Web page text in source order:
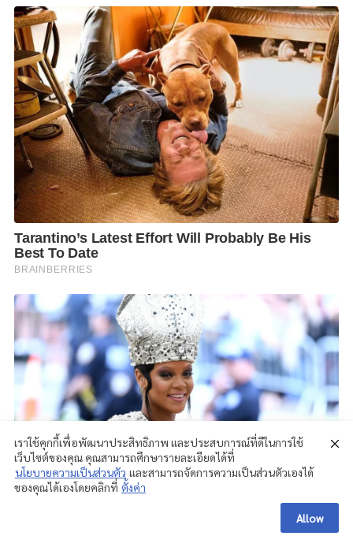
เราใช้คุกกี้เพื่อพัฒนาประสิทธิภาพ และประสบการณ์ที่ดีในการใช้
เว็บไซต์ของคุณ คุณสามารถศึกษารายละเอียดได้ที่
นโยบายความเป็นส่วนตัว และสามารถจัดการความเป็นส่วนตัวเองได้
ของคุณได้เองโดยคลิกที่ ตั้งค่า
Allow